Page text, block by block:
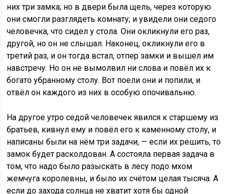
них три замка; но в двери была щель, через которую
они смогли разглядеть комнату; и увидели они седого
человечка, что сидел у стола. Они окликнули его раз,
другой, но он не слышал. Наконец, окликнули его в
третий раз, и он тогда встал, отпер замки и вышел им
навстречу. Но он не вымолвил ни слова и повёл их к
богато убранному столу. Вот поели они и попили, и
отвёл он каждого из них в особую опочивальню.
На другое утро седой человечек явился к старшему из
братьев, кивнул ему и повёл его к каменному столу, и
написаны были на нём три задачи, — если их решить, то
замок будет расколдован. А состояла первая задача в
том, что надо было разыскать в лесу подо мхом
жемчуга королевны, и было их счётом целая тысяча. А
если до захода солнца не хватит хотя бы одной